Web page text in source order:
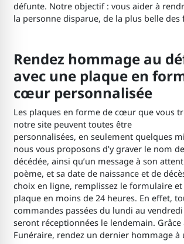
défunte. Notre objectif : vous aider à
la personne disparue, de la plus belle des
Rendez hommage au
avec une plaque en
cœur personnalisée
Les plaques en forme de cœur que vous
notre site peuvent toutes être
personnalisées, en seulement quelques
nous vous proposons d’y graver le nom
décédée, ainsi qu’un message à son
poème, et sa date de naissance et de
choix en ligne, remplissez le formulaire et
plaque en moins de 24 heures. En effet,
commandes passées du lundi au
seront réceptionnées le lendemain. Grâce
Funéraire, rendez un dernier hommage à